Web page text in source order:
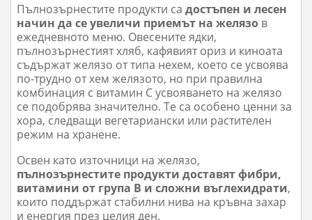
Пълнозърнестите продукти садостъпен и лесен
начин да се увеличи приемът на желязо в
ежедневното меню. Овесените ядки,
пълнозърнестият хляб, кафявият ориз и киноата
съдържат желязо от типа нехем, което се усвоява
по-трудно от хем желязото, но при правилна
комбинация с витамин С усвояването на желязо
се подобрява значително. Те са особено ценни за
хора, следващи вегетариански или растителен
режим на хранене.
Освен като източници на желязо,
пълнозърнестите продукти доставят фибри,
витамини от група В и сложни въглехидрати,
които поддържат стабилни нива на кръвна захар
и енергия през целия ден.